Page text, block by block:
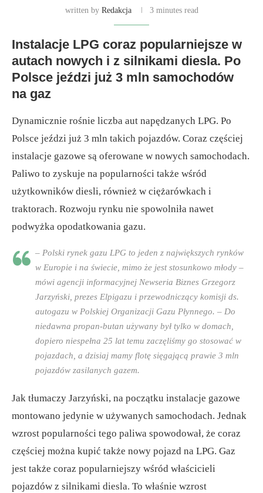
written by Redakcja 3 minutes read
Instalacje LPG coraz popularniejsze w
autach nowych i z silnikami diesla. Po
Polsce jeździ już 3 mln samochodów
na gaz
Dynamicznie rośnie liczba aut napędzanych LPG. Po
Polsce jeździ już 3 mln takich pojazdów. Coraz częściej
instalacje gazowe są oferowane w nowych samochodach.
Paliwo to zyskuje na popularności także wśród
użytkowników diesli, również w ciężarówkach i
traktorach. Rozwoju rynku nie spowolniła nawet
podwyżka opodatkowania gazu.
– Polski rynek gazu LPG to jeden z największych rynków
w Europie i na świecie, mimo że jest stosunkowo młody –
mówi agencji informacyjnej Newseria Biznes Grzegorz
Jarzyński, prezes Elpigazu i przewodniczący komisji ds.
autogazu w Polskiej Organizacji Gazu Płynnego. – Do
niedawna propan-butan używany był tylko w domach,
dopiero niespełna 25 lat temu zaczęliśmy go stosować w
pojazdach, a dzisiaj mamy flotę sięgającą prawie 3 mln
pojazdów zasilanych gazem.
Jak tłumaczy Jarzyński, na początku instalacje gazowe
montowano jedynie w używanych samochodach. Jednak
wzrost popularności tego paliwa spowodował, że coraz
częściej można kupić także nowy pojazd na LPG. Gaz
jest także coraz popularniejszy wśród właścicieli
pojazdów z silnikami diesla. To właśnie wzrost